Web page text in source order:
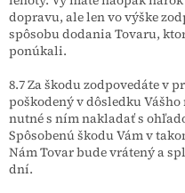
dopravu, ale len vo výške
spôsobu dodania Tovaru,
ponúkali.
8.7 Za škodu zodpovedáte v
poškodený v dôsledku
nutné s ním nakladať s
Spôsobenú škodu Vám v
Nám Tovar bude vrátený a
dní.